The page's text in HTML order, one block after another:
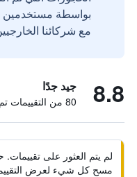
مع شركائنا
8.8 جيد جدًا
80 من التقييمات تم التحقق منها
لم يتم العثور على
مسح كل شيء لعرض